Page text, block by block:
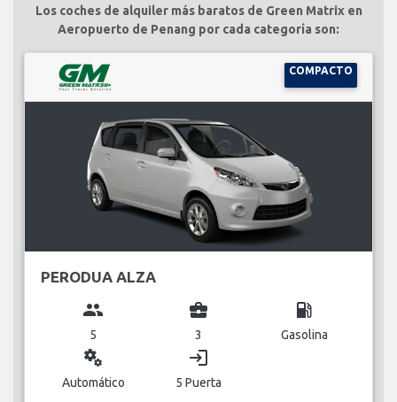
Los coches de alquiler más baratos de Green Matrix en
Aeropuerto de Penang por cada categoría son:
COMPACTO
PERODUA ALZA
group
5
business_center
3
local_gas_station
Gasolina
miscellaneous_services
Automático
login
5 Puerta